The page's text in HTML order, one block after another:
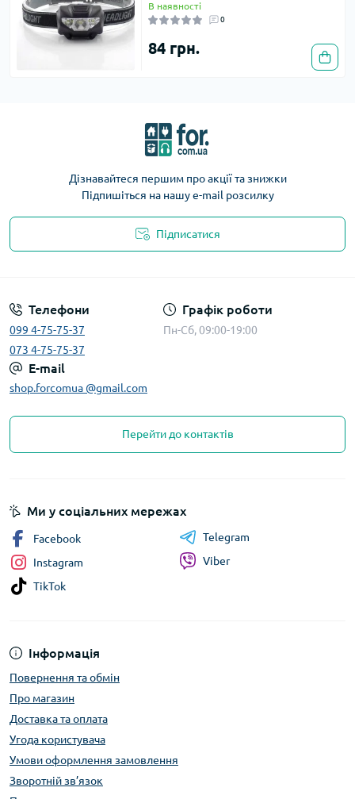
В наявності
0
84 грн.
Дізнавайтеся першим про акції та знижки
Підпишіться на нашу e-mail розсилку
Підписатися
Телефони
099 4-75-75-37
073 4-75-75-37
Графік роботи
Пн-Сб, 09:00-19:00
E-mail
shop.forcomua @gmail.com
Перейти до контактів
Інформація
Повернення та обмін
Про магазин
Доставка та оплата
Угода користувача
Умови оформлення замовлення
Зворотній зв’язок
Ми у соціальних мережах
Facebook
Instagram
TikTok
Telegram
Viber